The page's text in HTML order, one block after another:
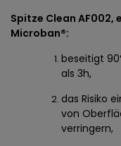
Spitze Clean AF002,
Microban®:
beseitigt
als 3h,
das Risiko
von
verringern,